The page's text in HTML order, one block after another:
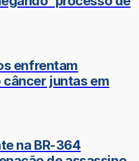
enfrentam
juntas em
na BR-364